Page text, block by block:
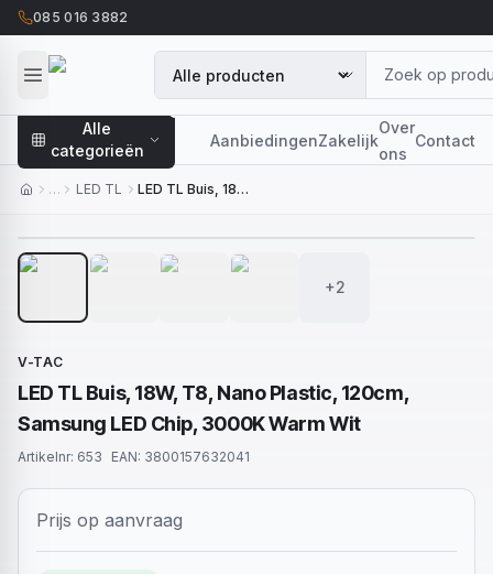
085 016 3882
Alle
categorieën
AanbiedingenZakelijk
Over
ons
Contact
… LED TL
LED TL Buis, 18W, T8, Nano Plastic, 120cm, Samsung LED Chip, 3000K Warm Wit
+2
V-TAC
LED TL Buis, 18W, T8, Nano Plastic, 120cm,
Samsung LED Chip, 3000K Warm Wit
Artikelnr: 653 EAN: 3800157632041
Prijs op aanvraag